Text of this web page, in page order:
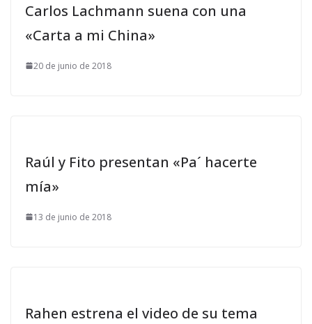
Carlos Lachmann suena con una
«Carta a mi China»
20 de junio de 2018
Raúl y Fito presentan «Pa´ hacerte
mía»
13 de junio de 2018
Rahen estrena el video de su tema